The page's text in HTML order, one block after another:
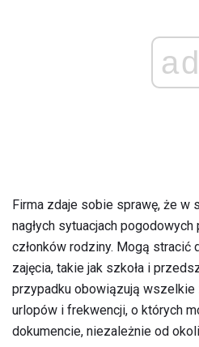
ad
Firma zdaje sobie sprawę, że w
nagłych sytuacjach
członków rodziny. Mogą
zajęcia, takie jak szkoła i
przypadku obowiązują wszelkie
urlopów i frekwencji, o których
dokumencie, niezależnie od